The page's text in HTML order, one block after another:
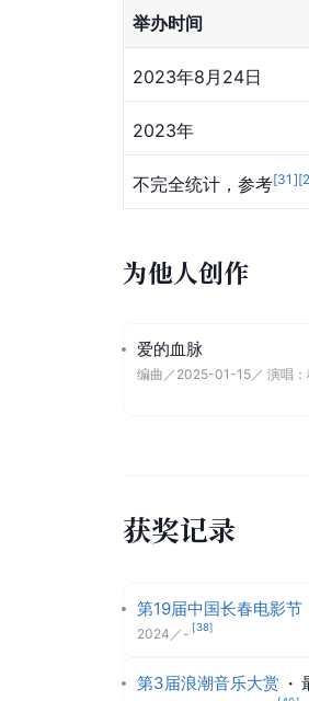
举办时间
2023年8月24日
2023年
不完全统计，参考[31 ][
为他人创作
爱的血脉
编曲 ／ 2025-01-15／ 演唱：
获奖记录
第19届中国长春电影节
2024 ／ - [38]
第3届浪潮音乐大赏 ·